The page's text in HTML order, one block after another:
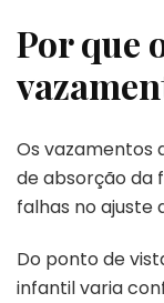
Por que
Os vazamentos
de absorção da
falhas no ajuste
Do ponto de
infantil varia